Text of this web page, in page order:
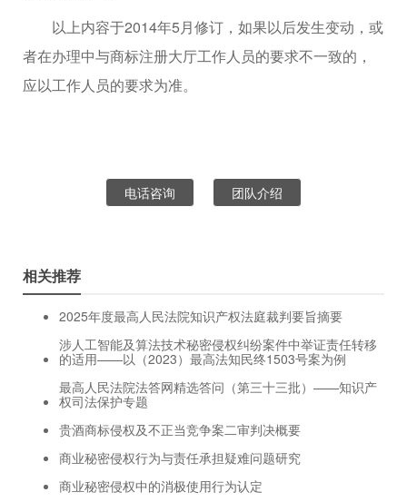
以上内容于2014年5月修订，如果以后发生变动，或
者在办理中与商标注册大厅工作人员的要求不一致的，
应以工作人员的要求为准。
电话咨询 团队介绍
相关推荐
2025年度最高人民法院知识产权法庭裁判要旨摘要
涉人工智能及算法技术秘密侵权纠纷案件中举证责任转移
的适用——以（2023）最高法知民终1503号案为例
最高人民法院法答网精选答问（第三十三批）——知识产
权司法保护专题
贵酒商标侵权及不正当竞争案二审判决概要
商业秘密侵权行为与责任承担疑难问题研究
商业秘密侵权中的消极使用行为认定